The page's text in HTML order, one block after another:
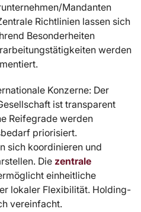
Mandanten
Richtlinien lassen sich
Besonderheiten
werden
Konzerne: Der
ist transparent
Reifegrade werden
priorisiert.
sich koordinieren und
Die zentrale
einheitliche
lokaler Flexibilität. Holding-
vereinfacht.